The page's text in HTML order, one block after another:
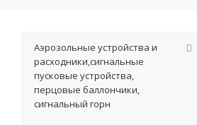
Аэрозольные устройства и
расходники,сигнальные
пусковые устройства,
перцовые баллончики,
сигнальный горн